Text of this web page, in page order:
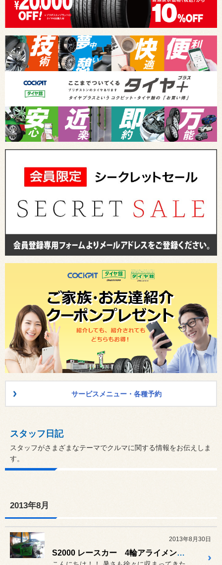
サービスメニュー・各種予約
スタッフ日記
スタッフがさまざまなテーマでクルマに関する情報をお伝えしま
す。
2013年8月
2013年8月30日
S2000 レースカー 4輪アライメント！！！！